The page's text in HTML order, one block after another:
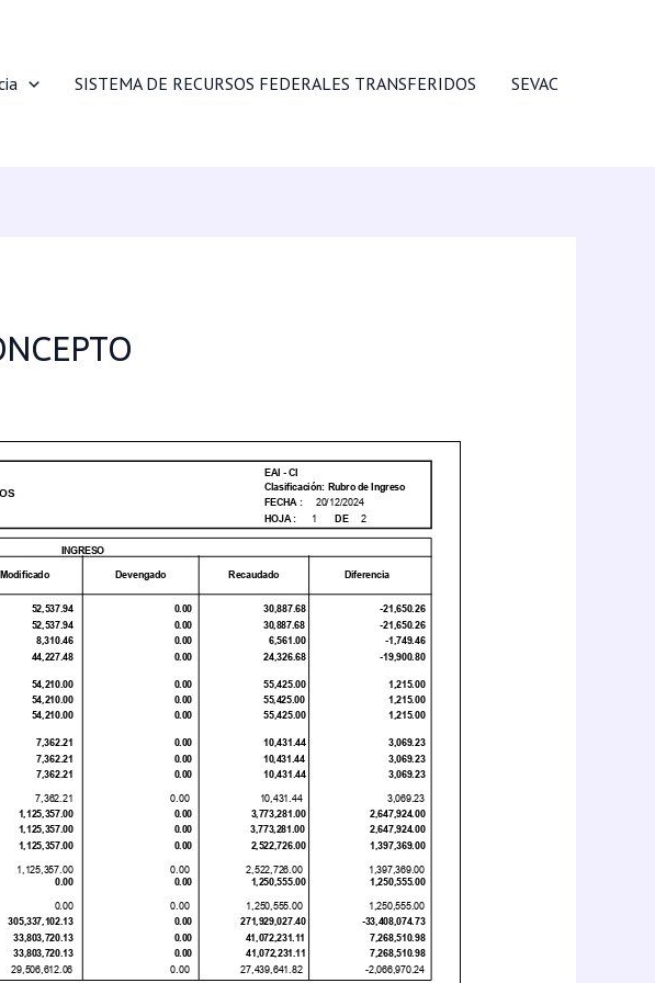
SISTEMA DE RECURSOS FEDERALES TRANSFERIDOS SEVAC